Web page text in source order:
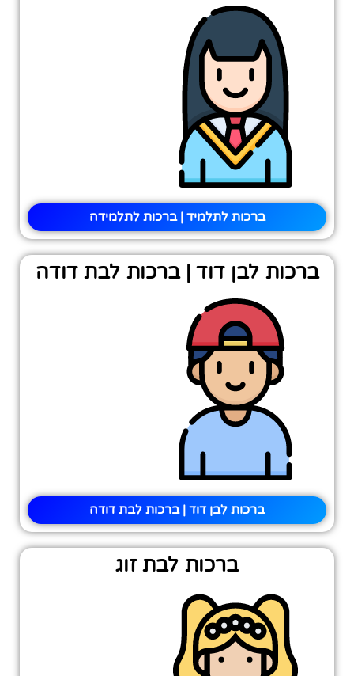
ברכות לתלמיד | ברכות לתלמידה
ברכות לבן דוד | ברכות לבת דודה
ברכות לבן דוד | ברכות לבת דודה
ברכות לבת זוג